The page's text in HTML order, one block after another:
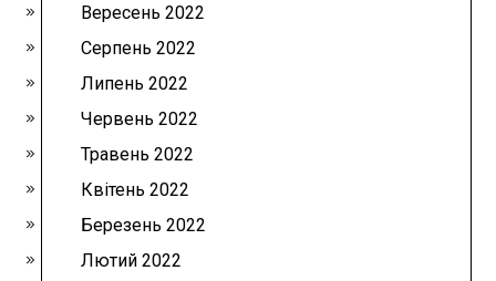
Вересень 2022
Серпень 2022
Липень 2022
Червень 2022
Травень 2022
Квітень 2022
Березень 2022
Лютий 2022